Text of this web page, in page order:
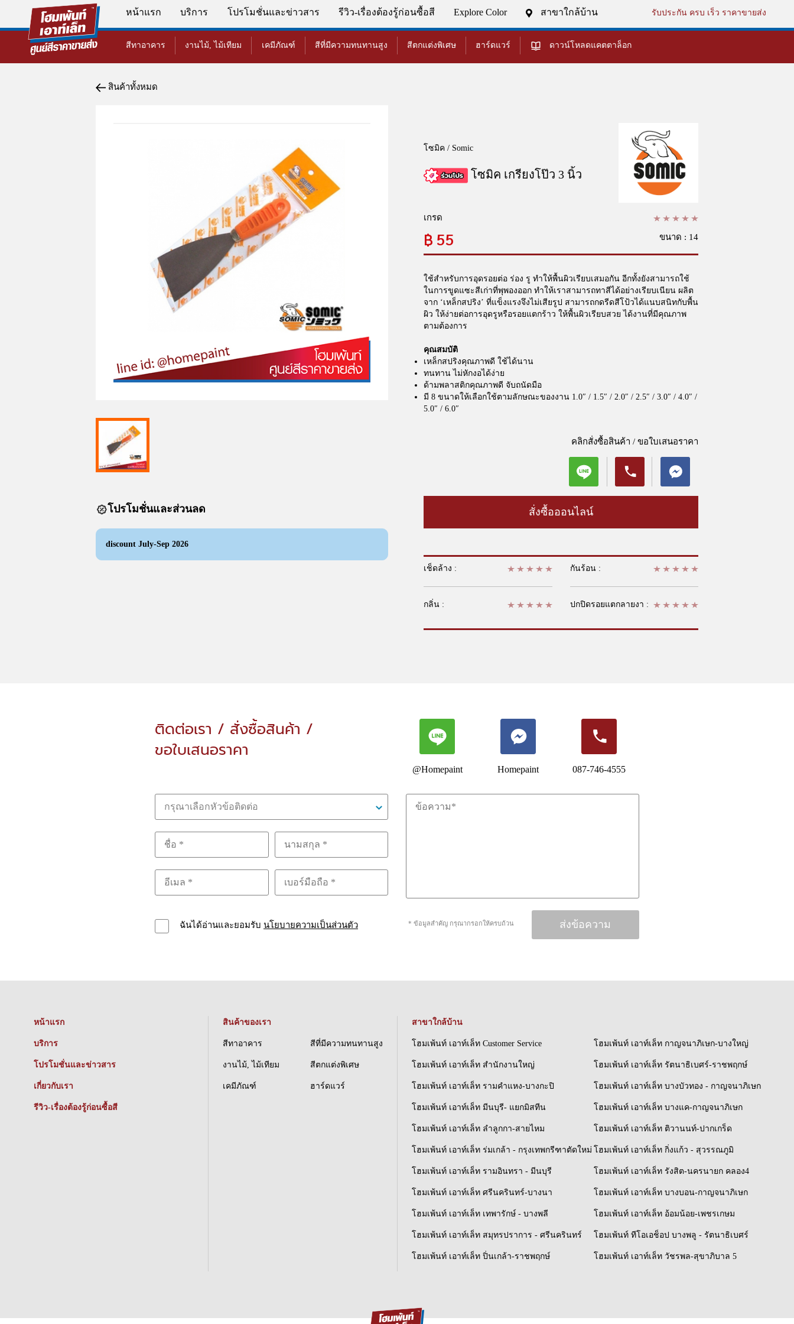
หน้าแรก บริการ โปรโมชั่นและข่าวสาร รีวิว-เรื่องต้องรู้ก่อนซื้อสี Explore Color สาขาใกล้บ้าน รับประกัน ครบ เร็ว ราคาขายส่ง
สีทาอาคาร งานไม้, ไม้เทียม เคมีภัณฑ์ สีที่มีความทนทานสูง สีตกแต่งพิเศษ ฮาร์ดแวร์ ดาวน์โหลดแคตตาล็อก
สินค้าทั้งหมด
โปรโมชั่นและส่วนลด
discount July-Sep 2026
โซมิค / Somic
โซมิค เกรียงโป๊ว 3 นิ้ว
เกรด
฿ 55 ขนาด : 14
ใช้สำหรับการอุดรอยต่อ ร่อง รู ทำให้พื้นผิวเรียบเสมอกัน อีกทั้งยังสามารถใช้
ในการขูดแซะสีเก่าที่พุพองออก ทำให้เราสามารถทาสีได้อย่างเรียบเนียน ผลิต
จาก ‘เหล็กสปริง’ ที่แข็งแรงจึงไม่เสียรูป สามารถกดรีดสีโป้วได้แนบสนิทกับพื้น
ผิว ให้ง่ายต่อการอุดรูหรือรอยแตกร้าว ให้พื้นผิวเรียบสวย ได้งานที่มีคุณภาพ
ตามต้องการ
คุณสมบัติ
เหล็กสปริงคุณภาพดี ใช้ได้นาน
ทนทาน ไม่หักงอได้ง่าย
ด้ามพลาสติกคุณภาพดี จับถนัดมือ
มี 8 ขนาดให้เลือกใช้ตามลักษณะของงาน 1.0″ / 1.5″ / 2.0″ / 2.5″ / 3.0″ / 4.0″ /
5.0″ / 6.0″
คลิกสั่งซื้อสินค้า / ขอใบเสนอราคา
สั่งซื้อออนไลน์
เช็ดล้าง : กันร้อน :
กลิ่น : ปกปิดรอยแตกลายงา :
ติดต่อเรา / สั่งซื้อสินค้า /
ขอใบเสนอราคา
@Homepaint Homepaint 087-746-4555
กรุณาเลือกหัวข้อติดต่อ
ฉันได้อ่านและยอมรับ นโยบายความเป็นส่วนตัว * ข้อมูลสำคัญ กรุณากรอกให้ครบถ้วน
หน้าแรก
บริการ
โปรโมชั่นและข่าวสาร
เกี่ยวกับเรา
รีวิว-เรื่องต้องรู้ก่อนซื้อสี
สินค้าของเรา
สีทาอาคาร
งานไม้, ไม้เทียม
เคมีภัณฑ์
สีที่มีความทนทานสูง
สีตกแต่งพิเศษ
ฮาร์ดแวร์
สาขาใกล้บ้าน
โฮมเพ้นท์ เอาท์เล็ท Customer Service
โฮมเพ้นท์ เอาท์เล็ท สำนักงานใหญ่
โฮมเพ้นท์ เอาท์เล็ท รามคำแหง-บางกะปิ
โฮมเพ้นท์ เอาท์เล็ท มีนบุรี- แยกมิสทีน
โฮมเพ้นท์ เอาท์เล็ท ลำลูกกา-สายไหม
โฮมเพ้นท์ เอาท์เล็ท ร่มเกล้า - กรุงเทพกรีฑาตัดใหม่
โฮมเพ้นท์ เอาท์เล็ท รามอินทรา - มีนบุรี
โฮมเพ้นท์ เอาท์เล็ท ศรีนครินทร์-บางนา
โฮมเพ้นท์ เอาท์เล็ท เทพารักษ์ - บางพลี
โฮมเพ้นท์ เอาท์เล็ท สมุทรปราการ - ศรีนครินทร์
โฮมเพ้นท์ เอาท์เล็ท ปิ่นเกล้า-ราชพฤกษ์
โฮมเพ้นท์ เอาท์เล็ท กาญจนาภิเษก-บางใหญ่
โฮมเพ้นท์ เอาท์เล็ท รัตนาธิเบศร์-ราชพฤกษ์
โฮมเพ้นท์ เอาท์เล็ท บางบัวทอง - กาญจนาภิเษก
โฮมเพ้นท์ เอาท์เล็ท บางแค-กาญจนาภิเษก
โฮมเพ้นท์ เอาท์เล็ท ติวานนท์-ปากเกร็ด
โฮมเพ้นท์ เอาท์เล็ท กิ่งแก้ว - สุวรรณภูมิ
โฮมเพ้นท์ เอาท์เล็ท รังสิต-นครนายก คลอง4
โฮมเพ้นท์ เอาท์เล็ท บางบอน-กาญจนาภิเษก
โฮมเพ้นท์ เอาท์เล็ท อ้อมน้อย-เพชรเกษม
โฮมเพ้นท์ ทีโอเอช็อป บางพลู - รัตนาธิเบศร์
โฮมเพ้นท์ เอาท์เล็ท วัชรพล-สุขาภิบาล 5